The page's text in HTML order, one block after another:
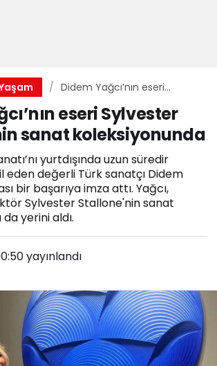
Didem Yağcı’nın eseri
koleksiyonunda
eseri Sylvester
sanat koleksiyonunda
yurtdışında uzun süredir
eden değerli Türk sanatçı Didem
bir başarıya imza attı. Yağcı,
Sylvester Stallone'nin sanat
yerini aldı.
yayınlandı